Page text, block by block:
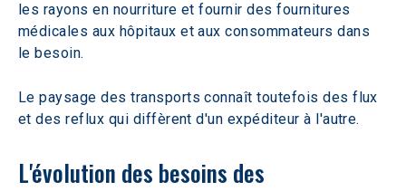
les rayons en nourriture et fournir des fournitures
médicales aux hôpitaux et aux consommateurs dans
le besoin.
Le paysage des transports connaît toutefois des flux
et des reflux qui diffèrent d'un expéditeur à l'autre.
L'évolution des besoins des